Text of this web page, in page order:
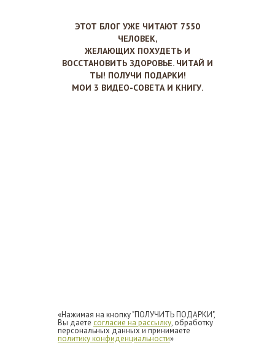
ЭТОТ БЛОГ УЖЕ ЧИТАЮТ 7550
ЧЕЛОВЕК,
ЖЕЛАЮЩИХ ПОХУДЕТЬ И
ВОССТАНОВИТЬ ЗДОРОВЬЕ. ЧИТАЙ И
ТЫ! ПОЛУЧИ ПОДАРКИ!
МОИ 3 ВИДЕО-СОВЕТА И КНИГУ.
«Нажимая на кнопку "ПОЛУЧИТЬ ПОДАРКИ",
Вы даете согласие на рассылку, обработку
персональных данных и принимаете
политику конфиденциальности»